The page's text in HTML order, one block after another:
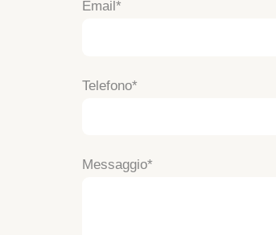
Email
Telefono
Messaggio